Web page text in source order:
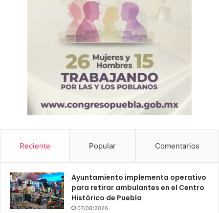
C
e
s
s
Reciente Popular Comentarios
Ayuntamiento implementa operativo
para retirar ambulantes en el Centro
Histórico de Puebla
07/08/2026